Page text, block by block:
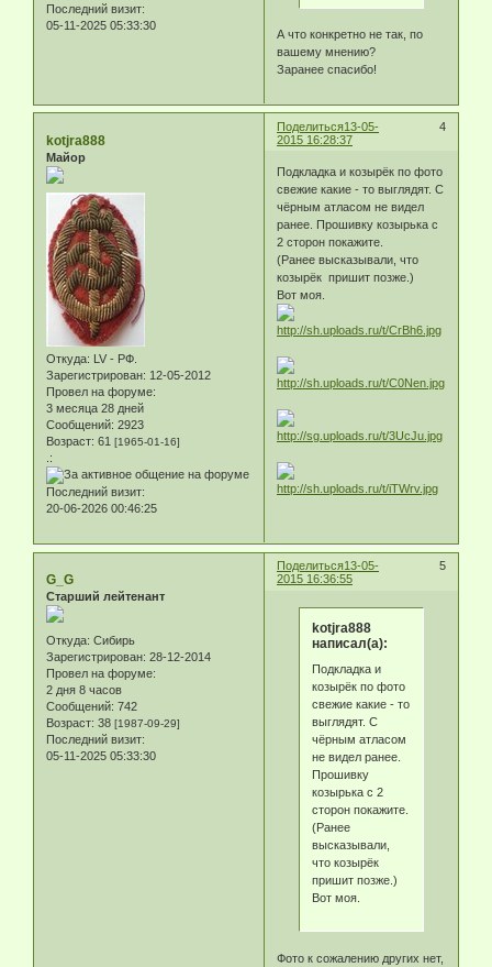
Последний визит:
05-11-2025 05:33:30
А что конкретно не так, по
вашему мнению?
Заранее спасибо!
Поделиться 4
13-05-
2015 16:28:37
kotjra888
Майор
Откуда: LV - РФ.
Зарегистрирован: 12-05-2012
Провел на форуме:
3 месяца 28 дней
Сообщений: 2923
Возраст: 61 [1965-01-16]
.:
Последний визит:
20-06-2026 00:46:25
Подкладка и козырёк по фото
свежие какие - то выглядят. С
чёрным атласом не видел
ранее. Прошивку козырька с
2 сторон покажите.
(Ранее высказывали, что
козырёк пришит позже.)
Вот моя.
Поделиться 5
13-05-
2015 16:36:55
G_G
Старший лейтенант
Откуда: Сибирь
Зарегистрирован: 28-12-2014
Провел на форуме:
2 дня 8 часов
Сообщений: 742
Возраст: 38 [1987-09-29]
Последний визит:
05-11-2025 05:33:30
kotjra888
написал(а):
Подкладка и
козырёк по фото
свежие какие - то
выглядят. С
чёрным атласом
не видел ранее.
Прошивку
козырька с 2
сторон покажите.
(Ранее
высказывали,
что козырёк
пришит позже.)
Вот моя.
Фото к сожалению других нет,